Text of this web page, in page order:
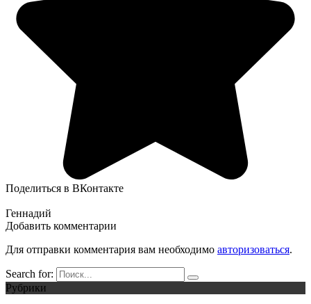
Поделиться в ВКонтакте
Геннадий
Добавить комментарии
Для отправки комментария вам необходимо авторизоваться.
Search for:
Рубрики